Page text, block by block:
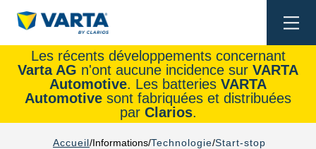
Les récents développements concernant
Varta AG n'ont aucune incidence sur VARTA
Automotive. Les batteries VARTA
Automotive sont fabriquées et distribuées
par Clarios.
Accueil Informations Technologie Start-stop